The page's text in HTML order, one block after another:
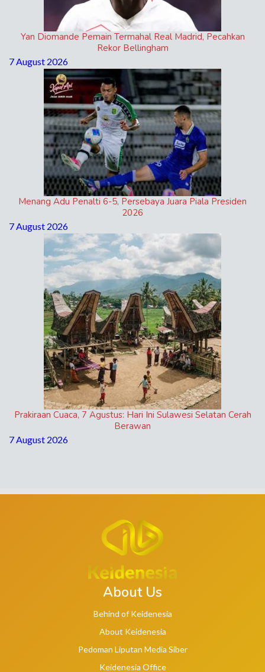
Yan Diomande Pemain Termahal Real Madrid, Pecahkan
Rekor Bellingham
7 August 2026
Menang Adu Penalti 6-5, Persebaya Juara Piala Presiden
2026
7 August 2026
Prakiraan Cuaca, 7 Agustus: Hari Ini Sulawesi Selatan Cerah
Berawan
7 August 2026
About Us
Behind of Keidenesia
About Keidenesia
Pedoman Liputan Media Siber
Keidenesia Office